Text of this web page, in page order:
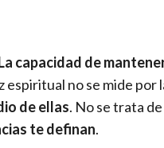
capacidad de
espiritual no se mide por
de ellas. No se trata
te definan.